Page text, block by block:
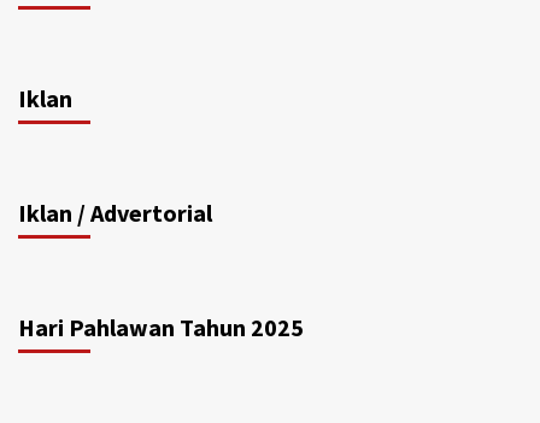
Iklan
Iklan / Advertorial
Hari Pahlawan Tahun 2025